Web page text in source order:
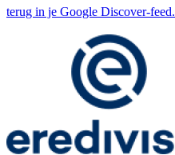
terug in je Google Discover-feed.